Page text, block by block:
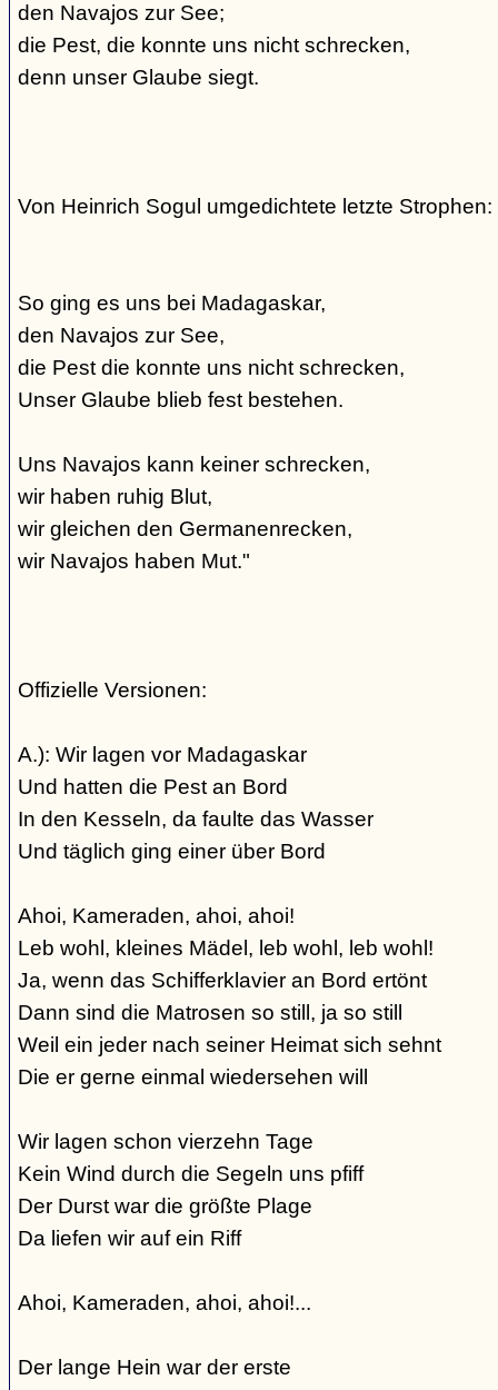
den Navajos zur See;
die Pest, die konnte uns nicht schrecken,
denn unser Glaube siegt.
Von Heinrich Sogul umgedichtete letzte Strophen:
So ging es uns bei Madagaskar,
den Navajos zur See,
die Pest die konnte uns nicht schrecken,
Unser Glaube blieb fest bestehen.
Uns Navajos kann keiner schrecken,
wir haben ruhig Blut,
wir gleichen den Germanenrecken,
wir Navajos haben Mut."
Offizielle Versionen:
A.): Wir lagen vor Madagaskar
Und hatten die Pest an Bord
In den Kesseln, da faulte das Wasser
Und täglich ging einer über Bord
Ahoi, Kameraden, ahoi, ahoi!
Leb wohl, kleines Mädel, leb wohl, leb wohl!
Ja, wenn das Schifferklavier an Bord ertönt
Dann sind die Matrosen so still, ja so still
Weil ein jeder nach seiner Heimat sich sehnt
Die er gerne einmal wiedersehen will
Wir lagen schon vierzehn Tage
Kein Wind durch die Segeln uns pfiff
Der Durst war die größte Plage
Da liefen wir auf ein Riff
Ahoi, Kameraden, ahoi, ahoi!...
Der lange Hein war der erste